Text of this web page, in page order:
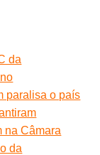
da
paralisa o país
na Câmara
da